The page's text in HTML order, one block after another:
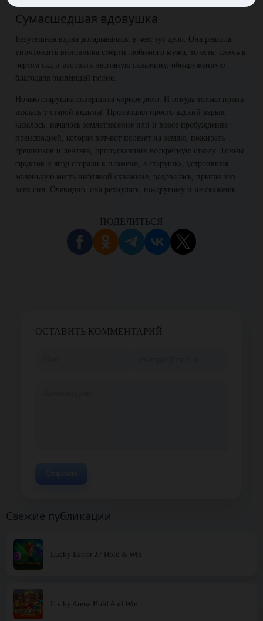
Сумасшедшая вдовушка
Безутешная вдова догадывалась, в чем тут дело. Она решила
уничтожить виновника смерти любимого мужа, то есть, сжечь к
чертям сад и взорвать нефтяную скважину, обнаруженную
благодаря околевшей псине.
Ночью старушка совершила черное дело. И откуда только прыть
взялась у старой ведьмы! Произошел просто адский взрыв,
казалось, началось землетрясение или и вовсе пробуждение
преисподней, которая вот-вот полезет на землю, пожирать
грешников и лентяев, пропускавших воскресную школу. Тонны
фруктов и ягод сгорали в пламени, а старушка, устроившая
маленькую месть нефтяной скважине, радовалась, прыгая изо
всех сил. Очевидно, она рехнулась, по-другому и не скажешь…
ПОДЕЛИТЬСЯ
ОСТАВИТЬ КОММЕНТАРИЙ
Свежие публикации
Lucky Easter 27 Hold & Win
Lucky Arena Hold And Win